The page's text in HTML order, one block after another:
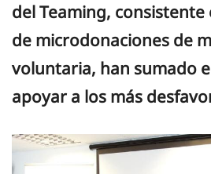
del Teaming, consistente
de microdonaciones de
voluntaria, han sumado
apoyar a los más